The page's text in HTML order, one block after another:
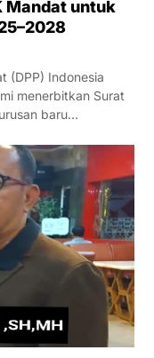
Mandat untuk
(DPP) Indonesia
menerbitkan Surat
baru…